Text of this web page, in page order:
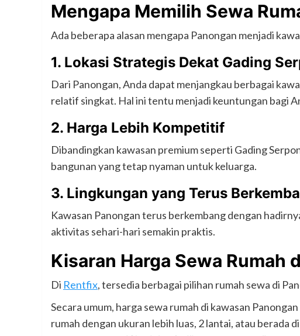
Mengapa Memilih Sewa
Ada beberapa alasan mengapa Panongan menjadi
1. Lokasi Strategis Dekat Gading
Dari Panongan, Anda dapat menjangkau berbagai
relatif singkat. Hal ini tentu menjadi keuntungan bagi
2. Harga Lebih Kompetitif
Dibandingkan kawasan premium seperti Gading
bangunan yang tetap nyaman untuk keluarga.
3. Lingkungan yang Terus
Kawasan Panongan terus berkembang dengan
aktivitas sehari-hari semakin praktis.
Kisaran Harga Sewa Rumah
Di Rentfix, tersedia berbagai pilihan rumah sewa di
Secara umum, harga sewa rumah di kawasan
rumah dengan ukuran lebih luas, 2 lantai, atau berada